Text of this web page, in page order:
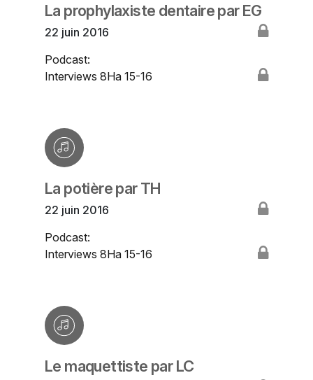
La prophylaxiste dentaire par EG
22 juin 2016
Podcast:
Interviews 8Ha 15-16
La potière par TH
22 juin 2016
Podcast:
Interviews 8Ha 15-16
Le maquettiste par LC